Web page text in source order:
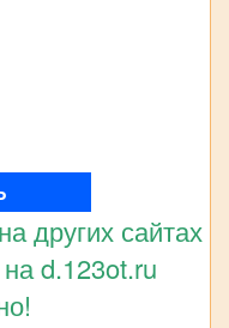
других сайтах
d.123ot.ru